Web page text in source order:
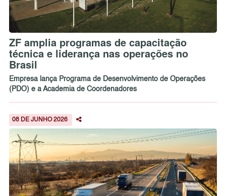
ZF amplia programas de capacitação
técnica e liderança nas operações no
Brasil
Empresa lança Programa de Desenvolvimento de Operações
(PDO) e a Academia de Coordenadores
08 DE JUNHO 2026